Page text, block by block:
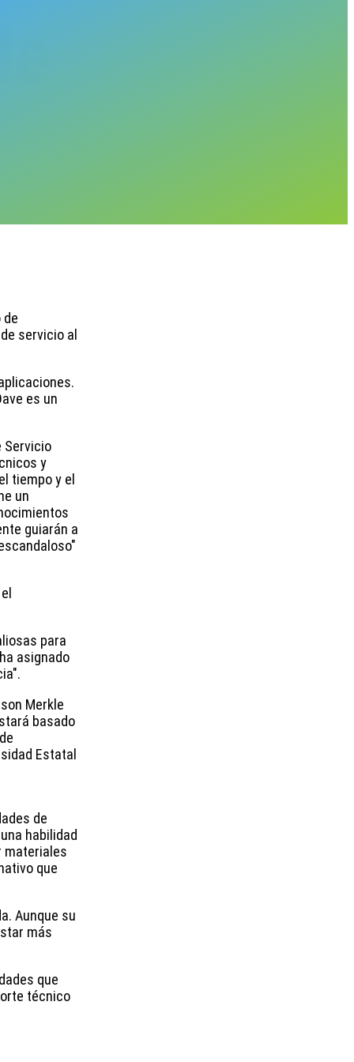
servicio al
es un
Servicio
y
tiempo y el
un
guiarán a
para
asignado
Merkle
basado
Estatal
de
habilidad
materiales
que
Aunque su
más
que
técnico